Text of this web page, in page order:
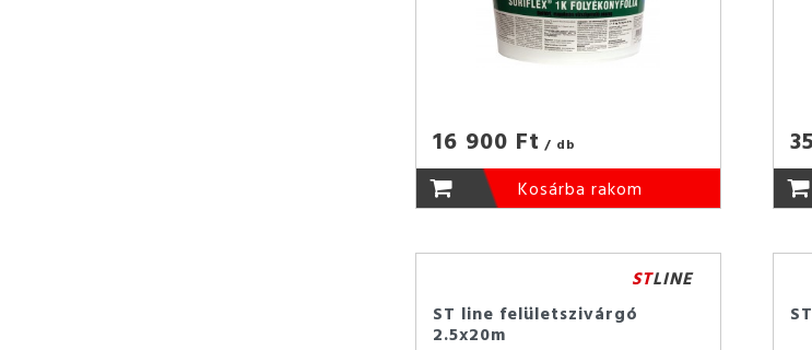
16 900 Ft / db
Kosárba rakom
STLINE
ST line felületszivárgó
2.5x20m